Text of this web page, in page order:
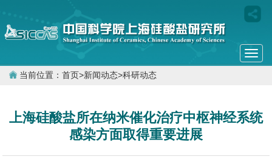
当前位置： 首页>新闻动态>科研动态
上海硅酸盐所在纳米催化治疗中枢神经系统
感染方面取得重要进展